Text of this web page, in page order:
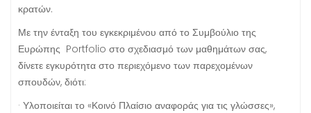
κρατών.
Με την ένταξη του εγκεκριμένου από το Συμβούλιο της
Ευρώπης Portfolio στο σχεδιασμό των μαθημάτων σας,
δίνετε εγκυρότητα στο περιεχόμενο των παρεχομένων
σπουδών, διότι:
· Υλοποιείται το «Κοινό Πλαίσιο αναφοράς για τις γλώσσες»,